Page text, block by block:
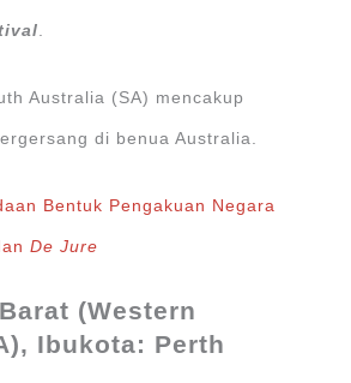
Australia (SA) mencakup
di benua Australia.
Bentuk Pengakuan Negara
De Jure
(Western
Ibukota: Perth